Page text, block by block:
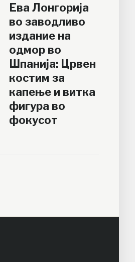
Ева Лонгорија
во заводливо
издание на
одмор во
Шпанија: Црвен
костим за
капење и витка
фигура во
фокусот